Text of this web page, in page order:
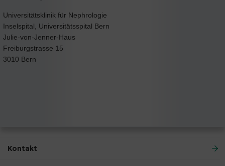
Universitätsklinik für Nephrologie
Inselspital, Universitätsspital Bern
Julie-von-Jenner-Haus
Freiburgstrasse 15
3010 Bern
Kontakt